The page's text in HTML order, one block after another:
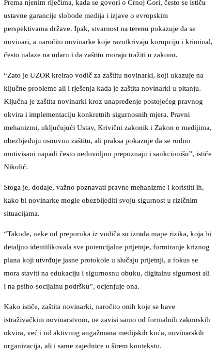
Prema njenim riječima, kada se govori o Crnoj Gori, često se ističu
ustavne garancije slobode medija i izjave o evropskim
perspektivama države. Ipak, stvarnost na terenu pokazuje da se
novinari, a naročito novinarke koje razotkrivaju korupciju i kriminal,
često nalaze na udaru i da zaštitu moraju tražiti u zakonu.
“Zato je UZOR kreirao vodič za zaštitu novinarki, koji ukazuje na
ključne probleme ali i rješenja kada je zaštita novinarki u pitanju.
Ključna je zaštita novinarki kroz unapređenje postojećeg pravnog
okvira i implementaciju konkretnih sigurnosnih mjera. Pravni
mehanizmi, uključujući Ustav, Krivični zakonik i Zakon o medijima,
obezbjeđuju osnovnu zaštitu, ali praksa pokazuje da se rodno
motivisani napadi često nedovoljno prepoznaju i sankcionišu”, ističe
Nikolić.
Stoga je, dodaje, važno poznavati pravne mehanizme i koristiti ih,
kako bi novinarke mogle obezbijediti svoju sigurnost u rizičnim
situacijama.
“Takođe, neke od preporuka iz vodiča su izrada mape rizika, koja bi
detaljno identifikovala sve potencijalne prijetnje, formiranje kriznog
plana koji utvrđuje jasne protokole u slučaju prijetnji, a fokus se
mora staviti na edukaciju i sigurnosnu obuku, digitalnu sigurnost ali
i na psiho-socijalnu podršku”, ocjenjuje ona.
Kako ističe, zaštita novinarki, naročito onih koje se bave
istraživačkim novinarstvom, ne zavisi samo od formalnih zakonskih
okvira, već i od aktivnog angažmana medijskih kuća, novinarskih
organizacija, ali i same zajednice u širem kontekstu.